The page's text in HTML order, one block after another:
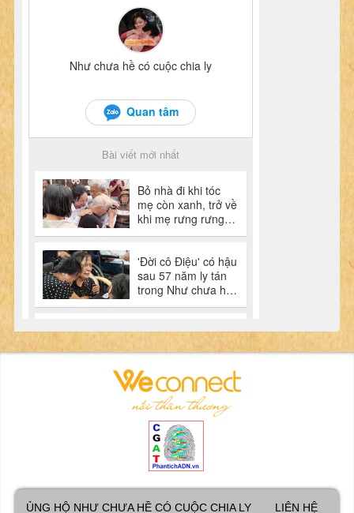
ỦNG HỘ NHƯ CHƯA HỀ CÓ CUỘC CHIA LY LIÊN HỆ